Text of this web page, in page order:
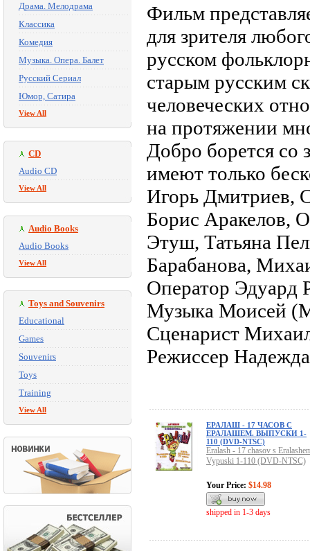
Драма. Мелодрама
Классика
Комедия
Музыка. Опера. Балет
Русский Сериал
Юмор, Сатира
View All
CD
Audio CD
View All
Audio Books
Audio Books
View All
Toys and Souvenirs
Educational
Games
Souvenirs
Toys
Training
View All
Фильм
для зрителя
русском
старым русским
человеческих
на протяжении
Добро борется со
имеют только
Игорь Дмитриев,
Борис Аракелов,
Этуш, Татьяна
Барабанова,
Оператор Эдуард
Музыка Моисей
Сценарист
Режиссер
ЕРАЛАШ - 17 ЧАСОВ С
ЕРАЛАШЕМ. ВЫПУСКИ 1-
110 (DVD-NTSC)
Eralash - 17 chasov s
Vypuski 1-110 (DVD-NTSC)
Your Price: $14.98
shipped in 1-3 days